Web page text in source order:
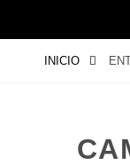
INICIO